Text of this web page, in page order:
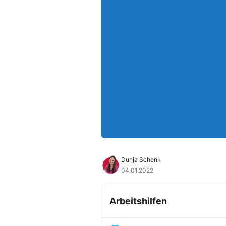
Dunja Schenk
04.01.2022
Arbeitshilfen